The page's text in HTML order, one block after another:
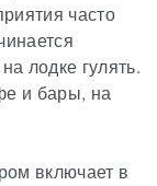
часто
на лодке гулять.
и бары, на
включает в